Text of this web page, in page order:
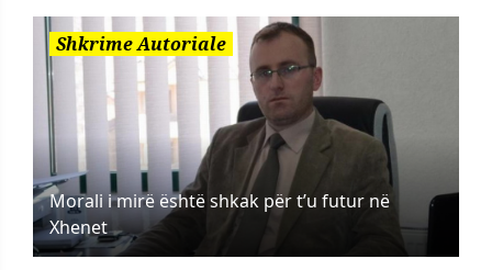
Shkrime Autoriale
Morali i mirë është shkak për t’u futur në
Xhenet